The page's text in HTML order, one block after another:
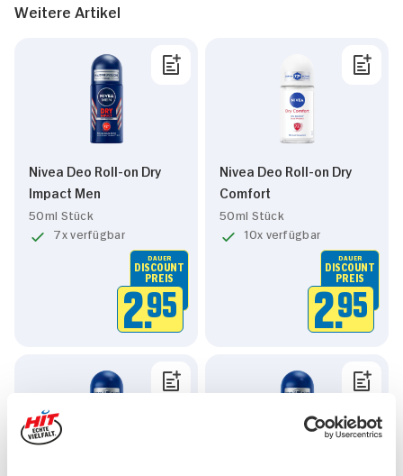
Weitere Artikel
Nivea Deo Roll-on Dry
Impact Men
50ml Stück
7x verfügbar
DAUER
DISCOUNT
PREIS
2.95
Nivea Deo Roll-on Dry
Comfort
50ml Stück
10x verfügbar
DAUER
DISCOUNT
PREIS
2.95